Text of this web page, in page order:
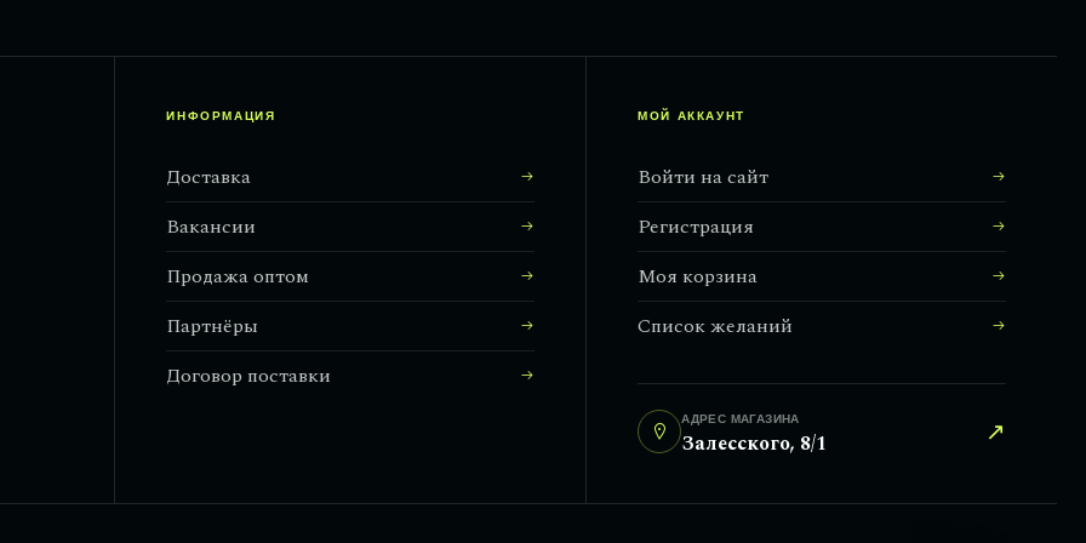
ИНФОРМАЦИЯ
Доставка
Вакансии
Продажа оптом
Партнёры
Договор поставки
МОЙ АККАУНТ
Войти на сайт
Регистрация
Моя корзина
Список желаний
АДРЕС МАГАЗИНА
Залесского, 8/1 ↗